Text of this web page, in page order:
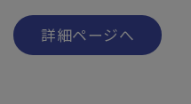
詳細ページへ